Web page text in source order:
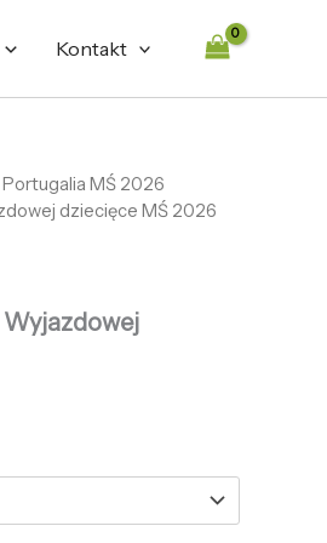
Kontakt
MŚ 2026
dziecięce MŚ 2026
Wyjazdowej